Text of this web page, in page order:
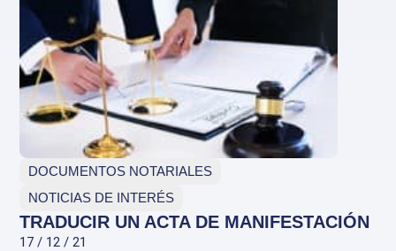
DOCUMENTOS NOTARIALES
NOTICIAS DE INTERÉS
TRADUCIR UN ACTA DE MANIFESTACIÓN
17 / 12 / 21